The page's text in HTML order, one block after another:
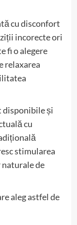
cu disconfort
incorecte ori
fi o alegere
relaxarea
disponibile și
cu
stimularea
de
aleg astfel de